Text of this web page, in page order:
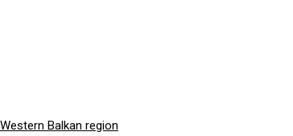
Balkan region